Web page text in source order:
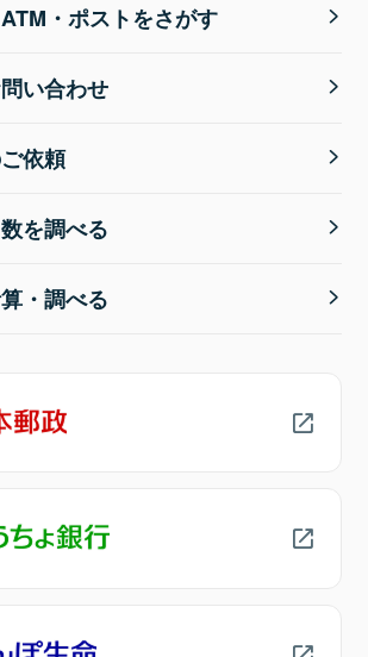
・ポストをさがす
い合わせ
依頼
を調べる
・調べる